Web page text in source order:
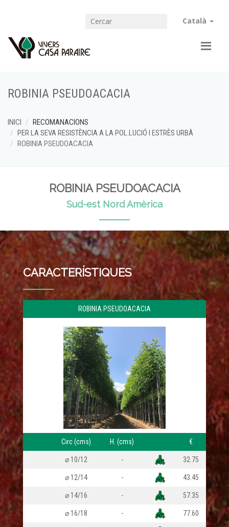
Català
ROBINIA PSEUDOACACIA
INICI
RECOMANACIONS
PER LA SEVA RESISTÈNCIA A LA POL.LUCIÓ I ESTRÈS URBÀ
ROBINIA PSEUDOACACIA
ROBINIA PSEUDOACACIA
Sud-est Nord Amèrica
CARACTERÍSTIQUES
ROBINIA PSEUDOACACIA
ZR:6a
Circ (cms) H. (cms) €
⌀ 10/12 - 32.75
⌀ 12/14 - 43.45
⌀ 14/16 - 57.35
⌀ 16/18 - 77.60